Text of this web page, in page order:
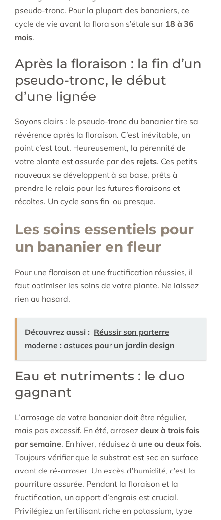
pseudo-tronc. Pour la plupart des bananiers, ce
cycle de vie avant la floraison s’étale sur 18 à 36
mois.
Après la floraison : la fin d’un
pseudo-tronc, le début
d’une lignée
Soyons clairs : le pseudo-tronc du bananier tire sa
révérence après la floraison. C’est inévitable, un
point c’est tout. Heureusement, la pérennité de
votre plante est assurée par des rejets. Ces petits
nouveaux se développent à sa base, prêts à
prendre le relais pour les futures floraisons et
récoltes. Un cycle sans fin, ou presque.
Les soins essentiels pour
un bananier en fleur
Pour une floraison et une fructification réussies, il
faut optimiser les soins de votre plante. Ne laissez
rien au hasard.
Découvrez aussi : Réussir son parterre
moderne : astuces pour un jardin design
Eau et nutriments : le duo
gagnant
L’arrosage de votre bananier doit être régulier,
mais pas excessif. En été, arrosez deux à trois fois
par semaine. En hiver, réduisez à une ou deux fois.
Toujours vérifier que le substrat est sec en surface
avant de ré-arroser. Un excès d’humidité, c’est la
pourriture assurée. Pendant la floraison et la
fructification, un apport d’engrais est crucial.
Privilégiez un fertilisant riche en potassium, type